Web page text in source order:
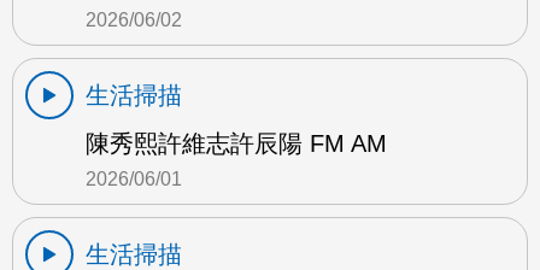
2026/06/02
生活掃描
陳秀熙許維志許辰陽 FM AM
2026/06/01
生活掃描